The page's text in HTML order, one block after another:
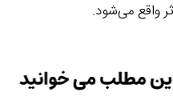
واقع می‌شود.